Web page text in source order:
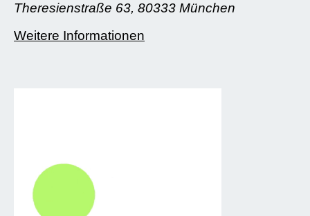
Theresienstraße 63, 80333 München
Weitere Informationen